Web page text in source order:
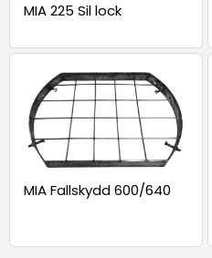
MIA 225 Sil lock
MIA Fallskydd 600/640